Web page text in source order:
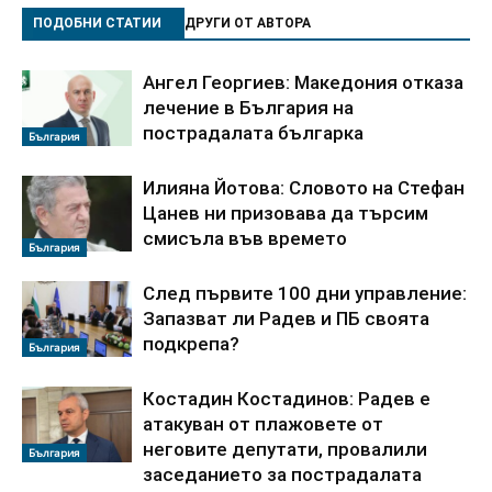
ПОДОБНИ СТАТИИ ДРУГИ ОТ АВТОРА
България
Ангел Георгиев: Македония отказа
лечение в България на
пострадалата българка
България
Илияна Йотова: Словото на Стефан
Цанев ни призовава да търсим
смисъла във времето
България
След първите 100 дни управление:
Запазват ли Радев и ПБ своята
подкрепа?
България
Костадин Костадинов: Радев е
атакуван от плажoвете от
неговите депутати, провалили
заседанието за пострадалата